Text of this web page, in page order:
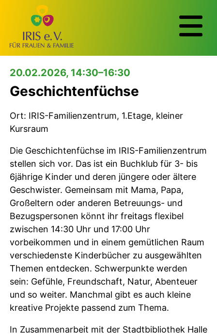
20.02.2026, 14:30–16:30
Geschichtenfüchse
Ort: IRIS-Familienzentrum, 1.Etage, kleiner
Kursraum
Die Geschichtenfüchse im IRIS-Familienzentrum
stellen sich vor. Das ist ein Buchklub für 3- bis
6jährige Kinder und deren jüngere oder ältere
Geschwister. Gemeinsam mit Mama, Papa,
Großeltern oder anderen Betreuungs- und
Bezugspersonen könnt ihr freitags flexibel
zwischen 14:30 Uhr und 17:00 Uhr
vorbeikommen und in einem gemütlichen Raum
verschiedenste Kinderbücher zu ausgewählten
Themen entdecken. Schwerpunkte werden
sein: Gefühle, Freundschaft, Natur, Abenteuer
und so weiter. Manchmal gibt es auch kleine
kreative Projekte passend zum Thema.
In Zusammenarbeit mit der Stadtbibliothek Halle